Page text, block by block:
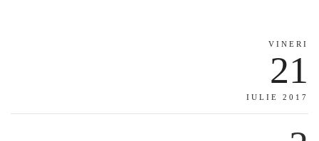
VINERI
21
IULIE 2017